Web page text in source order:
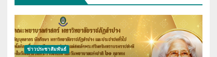
ข่าวประชาสัมพันธ์